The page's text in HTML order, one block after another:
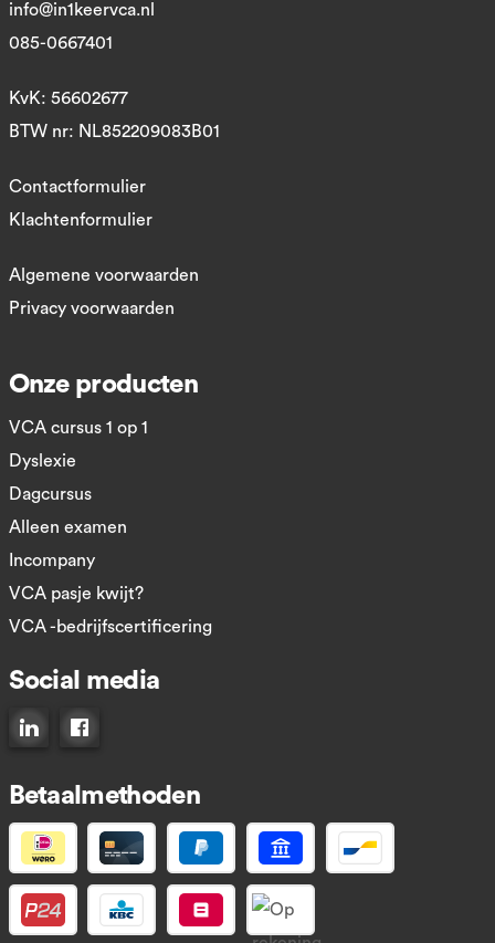
info@in1keervca.nl
085-0667401
KvK: 56602677
BTW nr: NL852209083B01
Contactformulier
Klachtenformulier
Algemene voorwaarden
Privacy voorwaarden
Onze producten
VCA cursus 1 op 1
Dyslexie
Dagcursus
Alleen examen
Incompany
VCA pasje kwijt?
VCA -bedrijfscertificering
Social media
Connect op LinkedIn
Like ons op Facebook
Betaalmethoden